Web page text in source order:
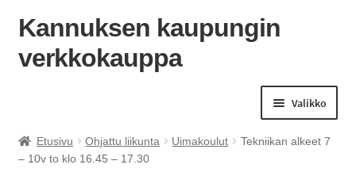
Siirry
Siirry
Kannuksen kaupungin
verkkokauppa
Valikko
Etusivu Ohjattu liikunta Uimakoulut
Tekniikan alkeet 7
– 10v to klo 16.45 – 17.30